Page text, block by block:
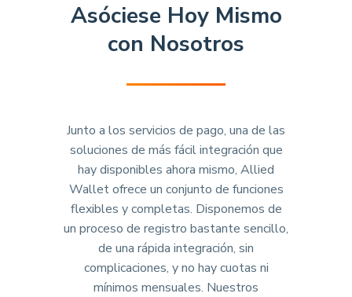
Asóciese Hoy Mismo
con Nosotros
Junto a los servicios de pago, una de las
soluciones de más fácil integración que
hay disponibles ahora mismo, Allied
Wallet ofrece un conjunto de funciones
flexibles y completas. Disponemos de
un proceso de registro bastante sencillo,
de una rápida integración, sin
complicaciones, y no hay cuotas ni
mínimos mensuales. Nuestros